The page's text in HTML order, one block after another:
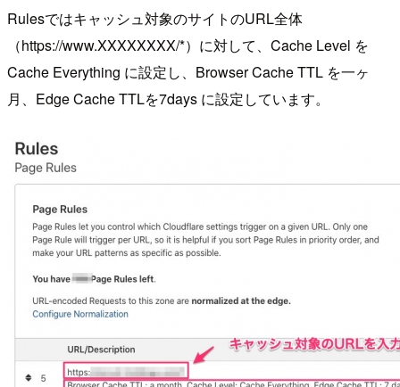
Rulesではキャッシュ対象のサイトのURL全体
（https://www.XXXXXXXX/*）に対して、Cache Level を
Cache Everything に設定し、Browser Cache TTL を一ヶ
月、Edge Cache TTLを7days に設定しています。